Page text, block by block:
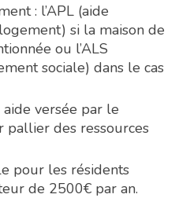
: l’APL (aide
si la maison de
ou l’ALS
sociale) dans le cas
aide versée par le
pallier des ressources
pour les résidents
de 2500€ par an.